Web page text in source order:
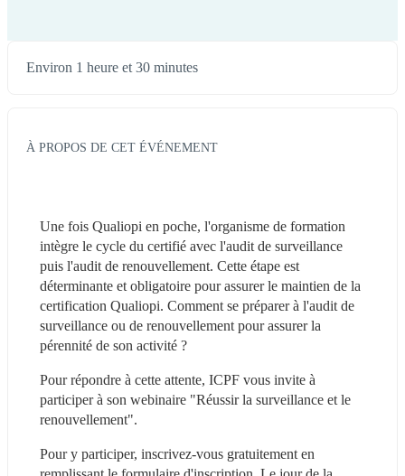
Environ 1 heure et 30 minutes
À PROPOS DE CET ÉVÉNEMENT
Une fois Qualiopi en poche, l'organisme de formation
intègre le cycle du certifié avec l'audit de surveillance
puis l'audit de renouvellement. Cette étape est
déterminante et obligatoire pour assurer le maintien de la
certification Qualiopi. Comment se préparer à l'audit de
surveillance ou de renouvellement pour assurer la
pérennité de son activité ?
Pour répondre à cette attente, ICPF vous invite à
participer à son webinaire "Réussir la surveillance et le
renouvellement".
Pour y participer, inscrivez-vous gratuitement en